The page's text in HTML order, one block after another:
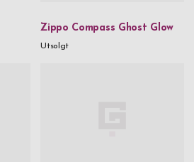
Zippo Compass Ghost Glow
Utsolgt